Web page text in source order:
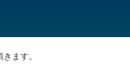
ます。